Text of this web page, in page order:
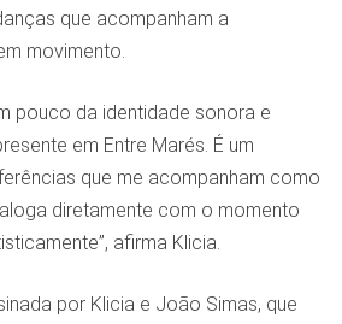
que acompanham a
movimento.
pouco da identidade sonora e
em Entre Marés. É um
que me acompanham como
diretamente com o momento
afirma Klicia.
por Klicia e João Simas, que